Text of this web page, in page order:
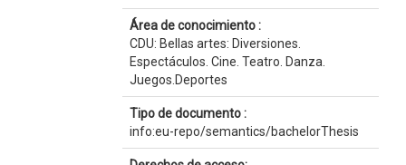
Área de conocimiento :
CDU: Bellas artes: Diversiones.
Espectáculos. Cine. Teatro. Danza.
Juegos.Deportes
Tipo de documento :
info:eu-repo/semantics/bachelorThesis